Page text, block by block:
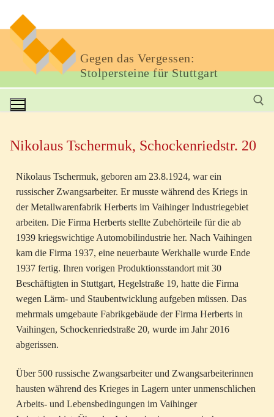
Gegen das Vergessen:
Stolpersteine für Stuttgart
Nikolaus Tschermuk, Schockenriedstr. 20
Nikolaus Tschermuk, geboren am 23.8.1924, war ein
russischer Zwangsarbeiter. Er musste während des Kriegs in
der Metallwarenfabrik Herberts im Vaihinger Industriegebiet
arbeiten. Die Firma Herberts stellte Zubehörteile für die ab
1939 kriegswichtige Automobilindustrie her. Nach Vaihingen
kam die Firma 1937, eine neuerbaute Werkhalle wurde Ende
1937 fertig. Ihren vorigen Produktionsstandort mit 30
Beschäftigten in Stuttgart, Hegelstraße 19, hatte die Firma
wegen Lärm- und Staubentwicklung aufgeben müssen. Das
mehrmals umgebaute Fabrikgebäude der Firma Herberts in
Vaihingen, Schockenriedstraße 20, wurde im Jahr 2016
abgerissen.
Über 500 russische Zwangsarbeiter und Zwangsarbeiterinnen
hausten während des Krieges in Lagern unter unmenschlichen
Arbeits- und Lebensbedingungen im Vaihinger